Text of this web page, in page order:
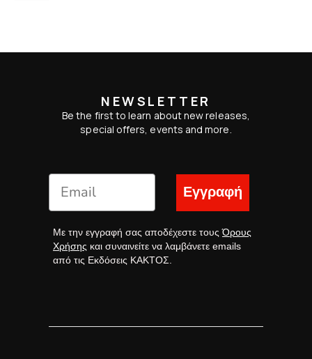
NEWSLETTER
Be the first to learn about new releases,
special offers, events and more.
Εγγραφή
Με την εγγραφή σας αποδέχεστε τουςΌρους
Χρήσης και συναινείτε να λαμβάνετε emails
από τις Εκδόσεις ΚΑΚΤΟΣ.